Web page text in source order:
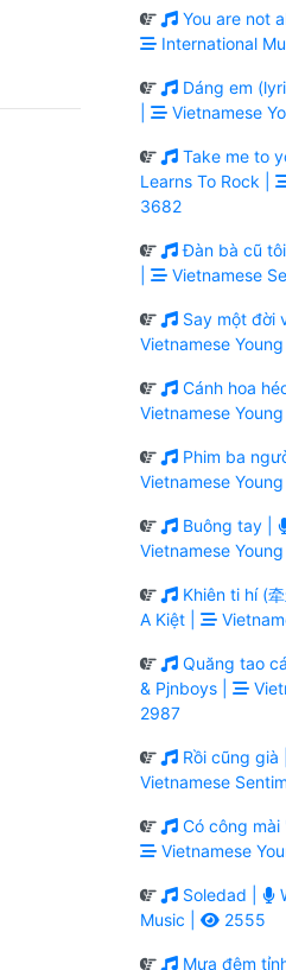
You are not
International
Dáng em
Vietnamese
Take me to
Learns To Rock |
3682
Đàn bà cũ tôi
Vietnamese
Say một đời
Vietnamese Young
Cánh hoa
Vietnamese Young
Phim ba
Vietnamese Young
Buông tay |
Vietnamese Young
Khiên ti hí (
A Kiệt |
Quăng tao
& Pjnboys |
2987
Rồi cũng già |
Vietnamese
Có công mài
Vietnamese
Soledad |
Music |
2555
Mưa đêm